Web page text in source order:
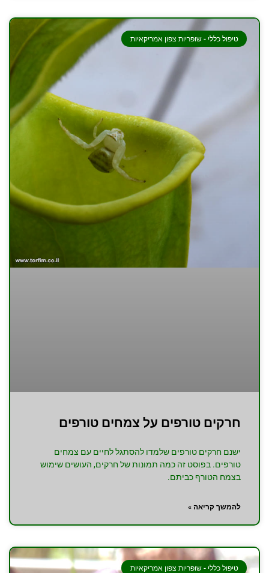
טיפול כללי - שופריות צפון אמריקאיות
חרקים טורפים על צמחים טורפים
ישנם חרקים טורפים שלמדו להסתגל לחיים עם צמחים
טורפים. בפוסט זה כמה תמונות של חרקים, העושים שימוש
בצמח הטורף כביתם.
להמשך קריאה »
טיפול כללי - שופריות צפון אמריקאיות